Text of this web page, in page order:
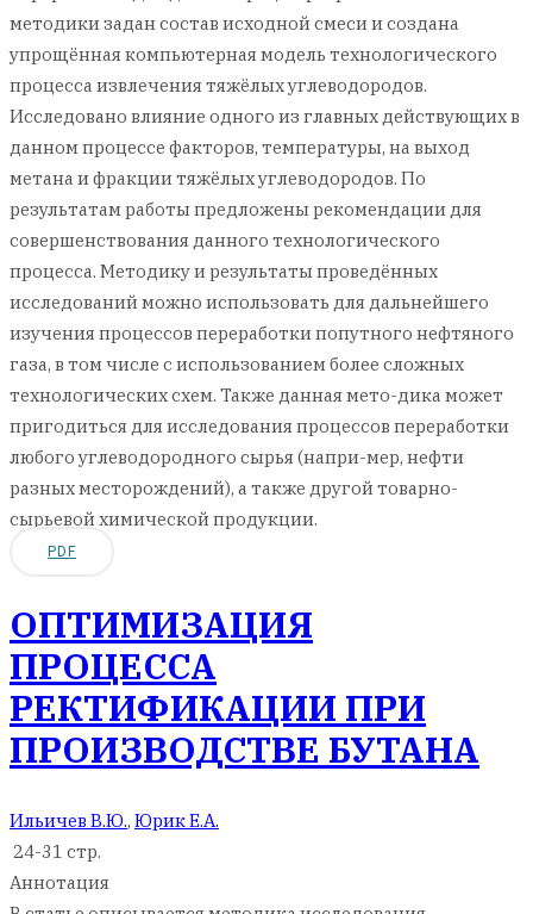
методики задан состав исходной смеси и создана
упрощённая компьютерная модель технологического
процесса извлечения тяжёлых углеводородов.
Исследовано влияние одного из главных действующих в
данном процессе факторов, температуры, на выход
метана и фракции тяжёлых углеводородов. По
результатам работы предложены рекомендации для
совершенствования данного технологического
процесса. Методику и результаты проведённых
исследований можно использовать для дальнейшего
изучения процессов переработки попутного нефтяного
газа, в том числе с использованием более сложных
технологических схем. Также данная мето-дика может
пригодиться для исследования процессов переработки
любого углеводородного сырья (напри-мер, нефти
разных месторождений), а также другой товарно-
сырьевой химической продукции.
PDF
ОПТИМИЗАЦИЯ
ПРОЦЕССА
РЕКТИФИКАЦИИ ПРИ
ПРОИЗВОДСТВЕ БУТАНА
Ильичев В.Ю., Юрик Е.А.
24-31 стр.
Аннотация